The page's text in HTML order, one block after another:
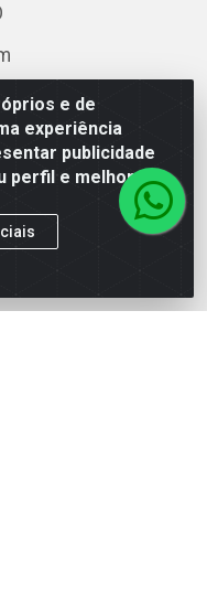
e de
experiência
publicidade
perfil e melhorar a